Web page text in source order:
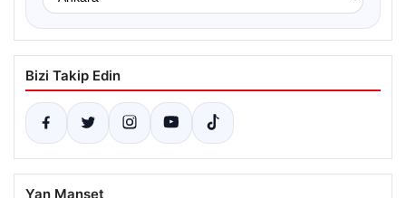
Bizi Takip Edin
Yan Manşet